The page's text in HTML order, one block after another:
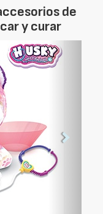
de
y curar